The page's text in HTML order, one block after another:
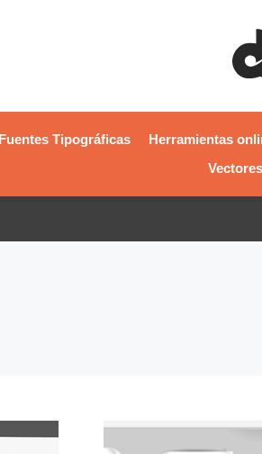
Fuentes Tipográficas Herramientas